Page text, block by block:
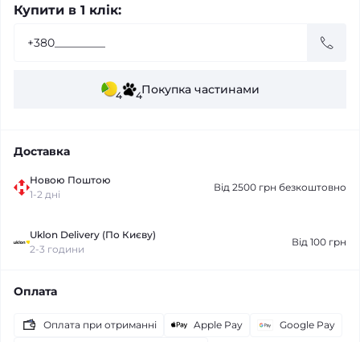
Купити в 1 клік:
4 4Покупка частинами
Доставка
Новою Поштою
1-2 дні
Від 2500 грн безкоштовно
Uklon Delivery (По Києву)
2-3 години
Від 100 грн
Оплата
Оплата при отриманні Apple Pay
Google Pay